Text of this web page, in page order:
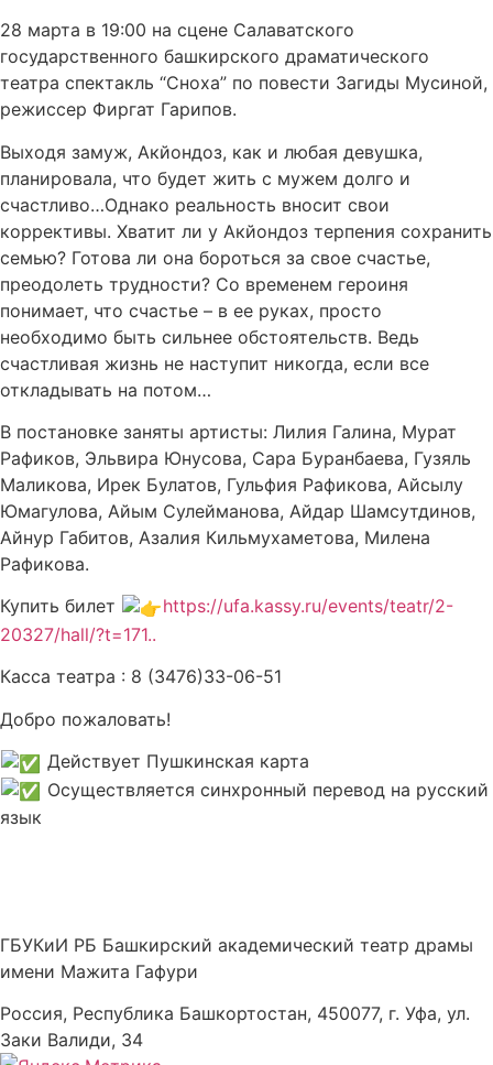
28 марта в 19:00 на сцене Салаватского
государственного башкирского драматического
театра спектакль “Сноха” по повести Загиды Мусиной,
режиссер Фиргат Гарипов.
Выходя замуж, Акйондоз, как и любая девушка,
планировала, что будет жить с мужем долго и
счастливо…Однако реальность вносит свои
коррективы. Хватит ли у Акйондоз терпения сохранить
семью? Готова ли она бороться за свое счастье,
преодолеть трудности? Со временем героиня
понимает, что счастье – в ее руках, просто
необходимо быть сильнее обстоятельств. Ведь
счастливая жизнь не наступит никогда, если все
откладывать на потом…
В постановке заняты артисты: Лилия Галина, Мурат
Рафиков, Эльвира Юнусова, Сара Буранбаева, Гузяль
Маликова, Ирек Булатов, Гульфия Рафикова, Айсылу
Юмагулова, Айым Сулейманова, Айдар Шамсутдинов,
Айнур Габитов, Азалия Кильмухаметова, Милена
Рафикова.
Купить билет
https://ufa.kassy.ru/events/teatr/2-
20327/hall/?t=171..
Касса театра : 8 (3476)33-06-51
Добро пожаловать!
Действует Пушкинская карта
Осуществляется синхронный перевод на русский
язык
ГБУКиИ РБ Башкирский академический театр драмы
имени Мажита Гафури
Россия, Республика Башкортостан, 450077, г. Уфа, ул.
Заки Валиди, 34